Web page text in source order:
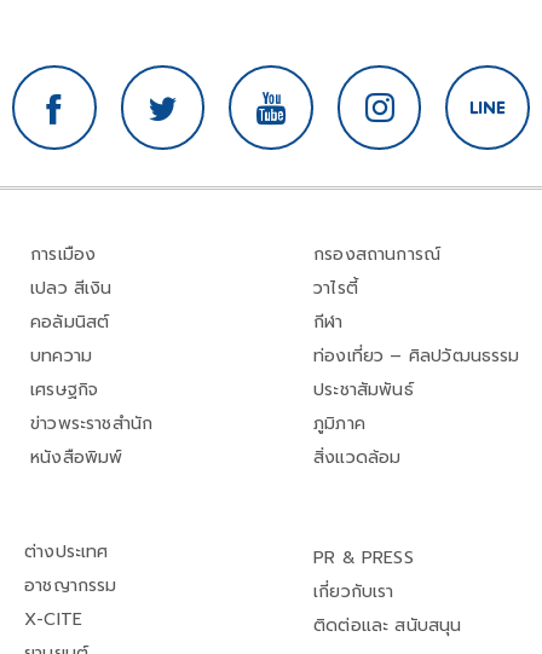
การเมือง
เปลว สีเงิน
คอลัมนิสต์
บทความ
เศรษฐกิจ
ข่าวพระราชสำนัก
หนังสือพิมพ์
กรองสถานการณ์
วาไรตี้
กีฬา
ท่องเที่ยว – ศิลปวัฒนธรรม
ประชาสัมพันธ์
ภูมิภาค
สิ่งแวดล้อม
ต่างประเทศ
อาชญากรรม
X-CITE
PR & PRESS
เกี่ยวกับเรา
ติดต่อและ สนับสนุน